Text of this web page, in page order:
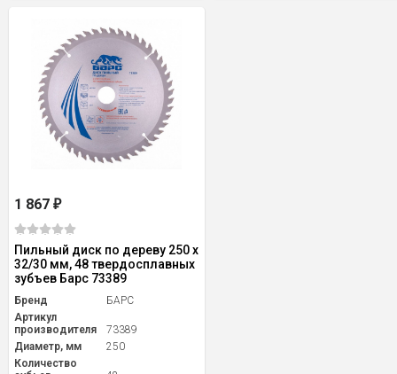
1 867 ₽
Пильный диск по дереву 250 x
32/30 мм, 48 твердосплавных
зубъев Барс 73389
Бренд
БАРС
Артикул
производителя
73389
Диаметр, мм
250
Количество